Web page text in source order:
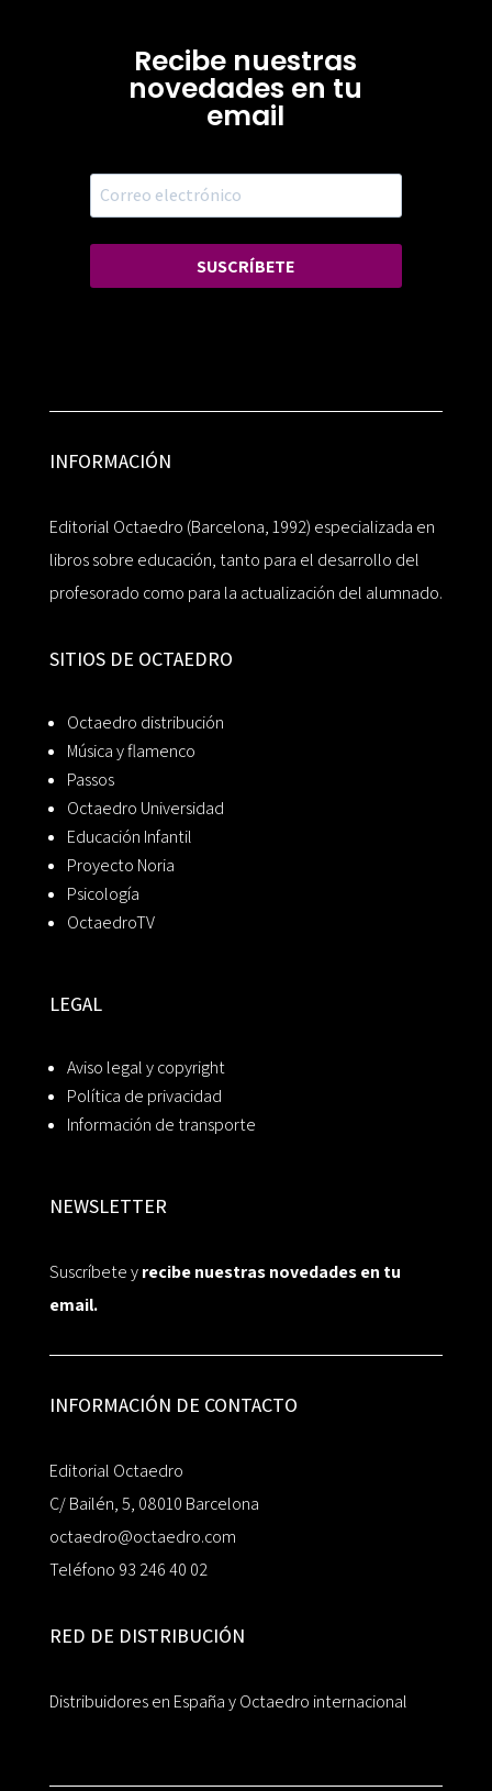
Recibe nuestras
novedades en tu
email
SUSCRÍBETE
INFORMACIÓN
Editorial Octaedro (Barcelona, 1992) especializada en
libros sobre educación, tanto para el desarrollo del
profesorado como para la actualización del alumnado.
SITIOS DE OCTAEDRO
Octaedro distribución
Música y flamenco
Passos
Octaedro Universidad
Educación Infantil
Proyecto Noria
Psicología
OctaedroTV
LEGAL
Aviso legal y copyright
Política de privacidad
Información de transporte
NEWSLETTER
Suscríbete yrecibe nuestras novedades en tu
email.
INFORMACIÓN DE CONTACTO
Editorial Octaedro
C/ Bailén, 5, 08010 Barcelona
octaedro@octaedro.com
Teléfono 93 246 40 02
RED DE DISTRIBUCIÓN
Distribuidores en España y Octaedro internacional